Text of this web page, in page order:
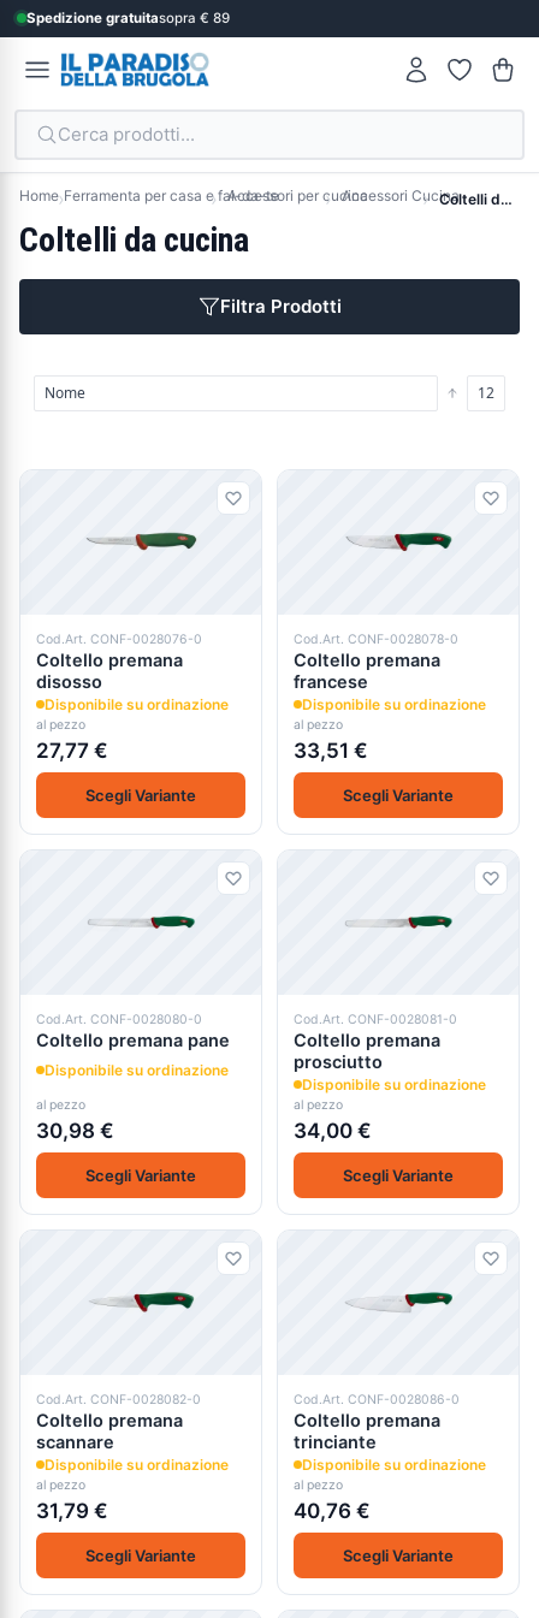
Spedizione gratuitasopra € 89
Cerca prodotti...
Home Ferramenta per casa e fai-da-teAccessori per cucinaAccessori Cucina Coltelli da cucina
Coltelli da cucina
Filtra Prodotti
Prodotti
Cod.Art. CONF-0028076-0
Coltello premana
disosso
Disponibile su ordinazione
al pezzo
27,77 €
Scegli Variante
Cod.Art. CONF-0028078-0
Coltello premana
francese
Disponibile su ordinazione
al pezzo
33,51 €
Scegli Variante
Cod.Art. CONF-0028080-0
Coltello premana pane
Disponibile su ordinazione
al pezzo
30,98 €
Scegli Variante
Cod.Art. CONF-0028081-0
Coltello premana
prosciutto
Disponibile su ordinazione
al pezzo
34,00 €
Scegli Variante
Cod.Art. CONF-0028082-0
Coltello premana
scannare
Disponibile su ordinazione
al pezzo
31,79 €
Scegli Variante
Cod.Art. CONF-0028086-0
Coltello premana
trinciante
Disponibile su ordinazione
al pezzo
40,76 €
Scegli Variante